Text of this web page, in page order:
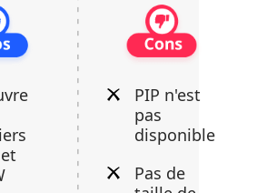
PIP n'est
pas
disponible
Pas de